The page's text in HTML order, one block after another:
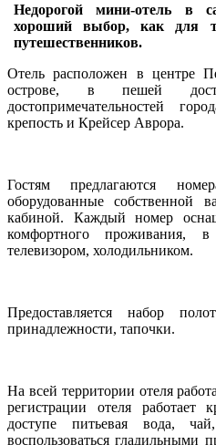
Недорогой мини-отель в
хороший выбор, как для
путешественников.
Отель расположен в центре
острове, в пешей
достопримечательностей
крепость и Крейсер Аврора.
Гостям предлагаются
оборудованные собственной
кабиной. Каждый номер
комфортного проживания,
телевизором, холодильником.
Предоставляется набор
принадлежности, тапочки.
На всей территории отеля
регистрации отеля работает
доступе питьевая вода,
воспользоваться гладильными